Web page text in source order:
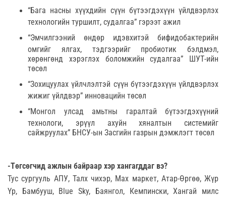
“Бага насны хүүхдийн сүүн бүтээгдэхүүн үйлдвэрлэх
технологийн туршилт, судалгаа” гэрээт ажил
“Эмчилгээний өндөр идэвхитэй бифидобактерийн
омгийг ялгах, тэдгээрийг пробиотик бэлдмэл,
хөрөнгөнд хэрэглэх боломжийн судалгаа” ШУТ-ийн
төсөл
“Зохицуулах үйлчлэлтэй сүүн бүтээгдэхүүн үйлдвэрлэх
жижиг үйлдвэр” инновацийн төсөл
“Монгол улсад амьтны гаралтай бүтээгдэхүүний
технологи, эрүүл ахуйн хяналтын системийг
сайжруулах” БНСУ-ын Засгийн газрын дэмжлэгт төсөл
-Төгсөгчид ажлын байраар хэр хангагддаг вэ?
Тус сургууль АПУ, Талх чихэр, Мах маркет, Атар-Өргөө, Жүр
Үр, Бамбууш, Blue Sky, Баянгол, Кемпински, Хангай милс